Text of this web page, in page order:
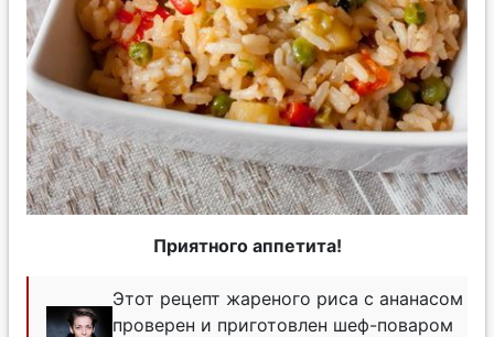
Приятного аппетита!
Этот рецепт жареного риса с ананасом
проверен и приготовлен шеф-поваром